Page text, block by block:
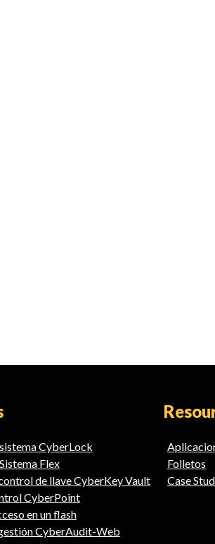
CyberLock
Flex
de llave CyberKey Vault
CyberPoint
en un flash
CyberAudit-Web
Folletos
Case